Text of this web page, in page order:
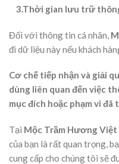
3.Thời gian lưu trữ
Đối với thông tin cá nhân,
đi dữ liệu này nếu khách
Cơ chế tiếp nhận và giải
dùng liên quan đến việc
mục đích hoặc phạm vi đã
Tại Mộc Trầm Hương Việt
của bạn là rất quan trọng,
cung cấp cho chúng tôi sẽ